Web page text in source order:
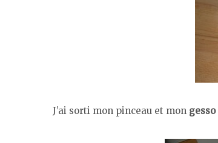
J’ai sorti mon pinceau et mon gesso